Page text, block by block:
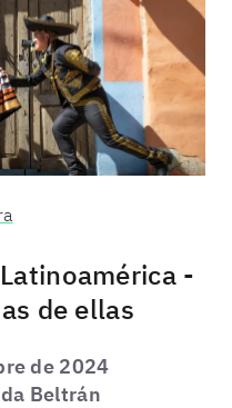
-
de ellas
de 2024
Beltrán